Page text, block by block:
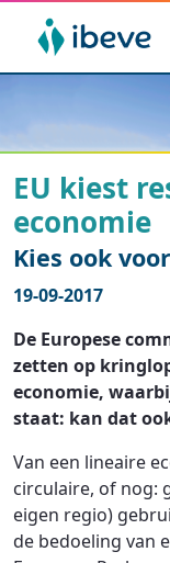
EU kiest
economie
Kies ook
19-09-2017
De Europese
zetten op
economie,
staat: kan dat
Van een lineaire
circulaire, of nog:
eigen regio)
de bedoeling van